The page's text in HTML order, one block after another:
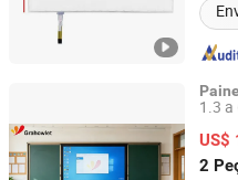
1.3 a
US$
2
Hangzhou Hongxiao
Zhejiang, China